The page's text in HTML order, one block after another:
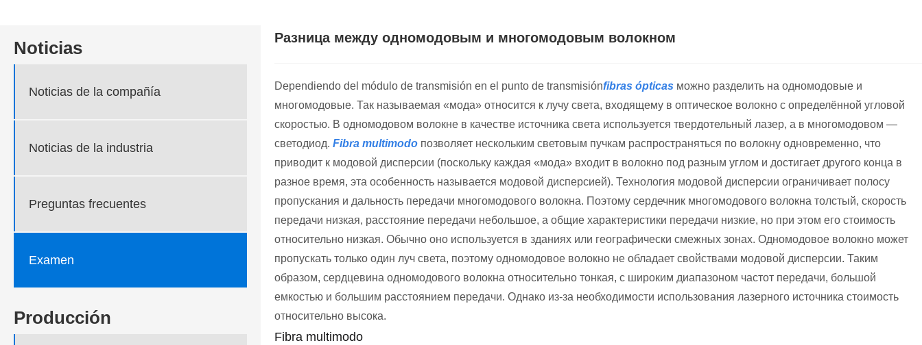
Noticias
Noticias de la compañía
Noticias de la industria
Preguntas frecuentes
Examen
Producción
Разница между одномодовым и многомодовым волокном
Dependiendo del módulo de transmisión en el punto de transmisiónfibras ópticas можно разделить на одномодовые и
многомодовые. Так называемая «мода» относится к лучу света, входящему в оптическое волокно с определённой угловой
скоростью. В одномодовом волокне в качестве источника света используется твердотельный лазер, а в многомодовом —
светодиод. Fibra multimodo позволяет нескольким световым пучкам распространяться по волокну одновременно, что
приводит к модовой дисперсии (поскольку каждая «мода» входит в волокно под разным углом и достигает другого конца в
разное время, эта особенность называется модовой дисперсией). Технология модовой дисперсии ограничивает полосу
пропускания и дальность передачи многомодового волокна. Поэтому сердечник многомодового волокна толстый, скорость
передачи низкая, расстояние передачи небольшое, а общие характеристики передачи низкие, но при этом его стоимость
относительно низкая. Обычно оно используется в зданиях или географически смежных зонах. Одномодовое волокно может
пропускать только один луч света, поэтому одномодовое волокно не обладает свойствами модовой дисперсии. Таким
образом, сердцевина одномодового волокна относительно тонкая, с широким диапазоном частот передачи, большой
емкостью и большим расстоянием передачи. Однако из-за необходимости использования лазерного источника стоимость
относительно высока.
Fibra multimodo